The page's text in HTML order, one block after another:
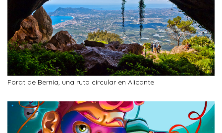
Forat de Bernia, una ruta circular en Alicante